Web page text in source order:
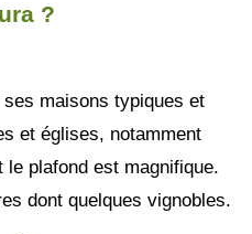
?
maisons typiques et
et églises, notamment
plafond est magnifique.
dont quelques vignobles.